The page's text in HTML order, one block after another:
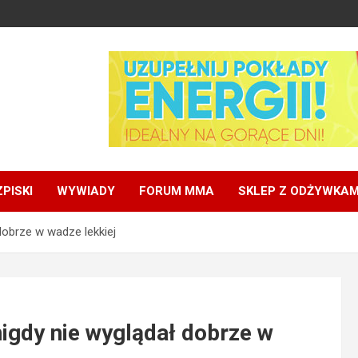
WYWIADY FORUM MMA SKLEP Z
w wadze lekkiej
nie wyglądał dobrze w